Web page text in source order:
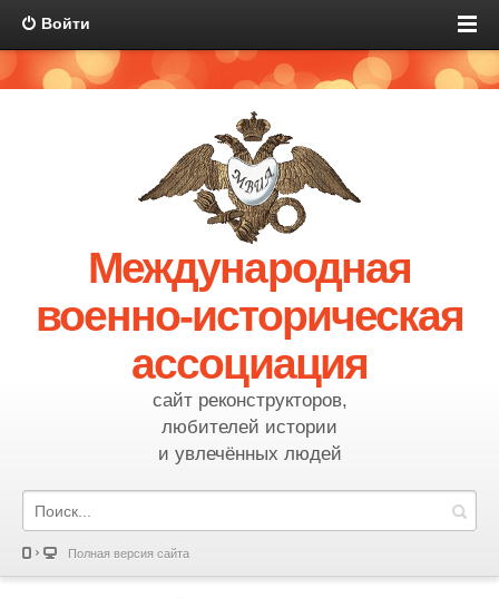
Войти
Международная
военно-историческая
ассоциация
сайт реконструкторов,
любителей истории
и увлечённых людей
Полная версия сайта